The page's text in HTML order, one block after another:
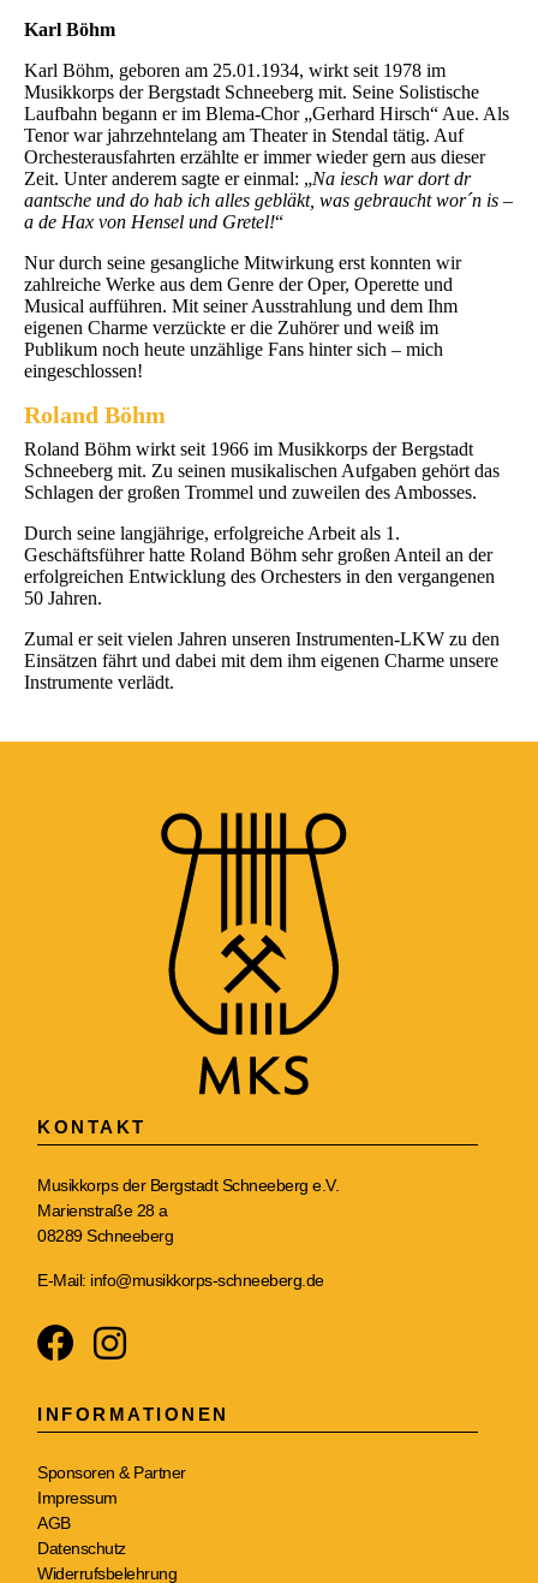
Karl Böhm
Karl Böhm, geboren am 25.01.1934, wirkt seit 1978 im
Musikkorps der Bergstadt Schneeberg mit. Seine Solistische
Laufbahn begann er im Blema-Chor „Gerhard Hirsch“ Aue. Als
Tenor war jahrzehntelang am Theater in Stendal tätig. Auf
Orchesterausfahrten erzählte er immer wieder gern aus dieser
Zeit. Unter anderem sagte er einmal: „Na iesch war dort dr
aantsche und do hab ich alles gebläkt, was gebraucht wor´n is –
a de Hax von Hensel und Gretel!“
Nur durch seine gesangliche Mitwirkung erst konnten wir
zahlreiche Werke aus dem Genre der Oper, Operette und
Musical aufführen. Mit seiner Ausstrahlung und dem Ihm
eigenen Charme verzückte er die Zuhörer und weiß im
Publikum noch heute unzählige Fans hinter sich – mich
eingeschlossen!
Roland Böhm
Roland Böhm wirkt seit 1966 im Musikkorps der Bergstadt
Schneeberg mit. Zu seinen musikalischen Aufgaben gehört das
Schlagen der großen Trommel und zuweilen des Ambosses.
Durch seine langjährige, erfolgreiche Arbeit als 1.
Geschäftsführer hatte Roland Böhm sehr großen Anteil an der
erfolgreichen Entwicklung des Orchesters in den vergangenen
50 Jahren.
Zumal er seit vielen Jahren unseren Instrumenten-LKW zu den
Einsätzen fährt und dabei mit dem ihm eigenen Charme unsere
Instrumente verlädt.
KONTAKT
Musikkorps der Bergstadt Schneeberg e.V.
Marienstraße 28 a
08289 Schneeberg
E-Mail: info@musikkorps-schneeberg.de
INFORMATIONEN
Sponsoren & Partner
Impressum
AGB
Datenschutz
Widerrufsbelehrung